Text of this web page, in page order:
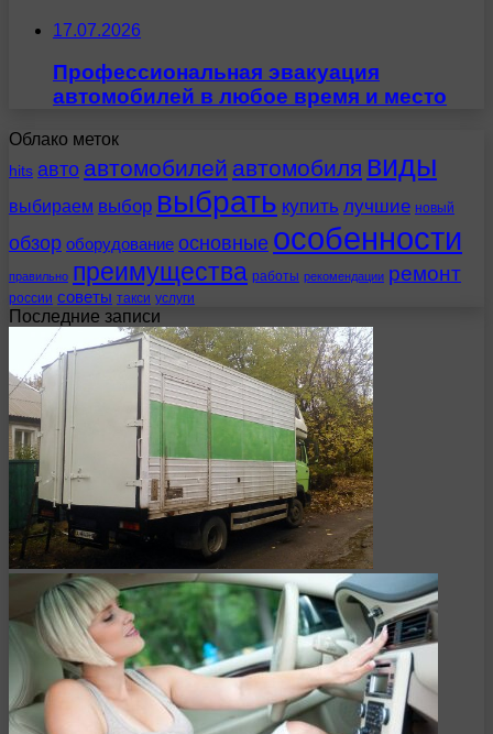
17.07.2026
Профессиональная эвакуация
автомобилей в любое время и место
Облако меток
hits авто автомобилей автомобиля виды
выбираем выбор выбрать купить лучшие новый
обзор оборудование основные особенности
правильно преимущества работы рекомендации ремонт
россии советы такси услуги
Последние записи